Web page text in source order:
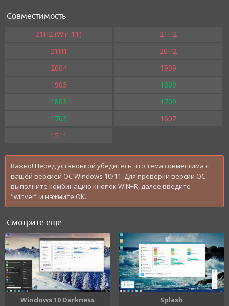
Совместимость
21H2 (Win 11)
21H2
21H1
20H2
2004
1909
1903
1809
1803
1709
1703
1607
1511
Важно! Перед установкой убедитесь что тема совместима с
вашей версией OC Windows 10/11. Для проверки версии ОС
выполните комбинацию кнопок WIN+R, далее введите
"winver" и нажмите OK.
Смотрите еще
Windows 10 Darkness Splash